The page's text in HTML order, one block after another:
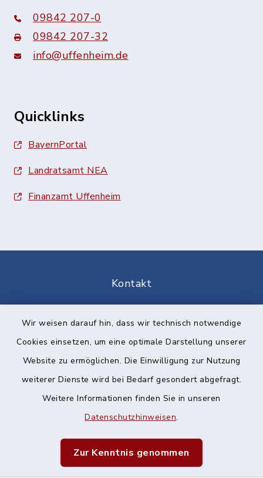
Wir weisen darauf hin, dass wir technisch notwendige
Cookies einsetzen, um eine optimale Darstellung unserer
Website zu ermöglichen. Die Einwilligung zur Nutzung
weiterer Dienste wird bei Bedarf gesondert abgefragt.
Weitere Informationen finden Sie in unseren
Datenschutzhinweisen.
Zur Kenntnis genommen
09842 207-0
09842 207-32
info@uffenheim.de
Quicklinks
BayernPortal
Landratsamt NEA
Finanzamt Uffenheim
Kontakt
Datenschutz
Impressum
Sitemap
Cookie-Einstellungen